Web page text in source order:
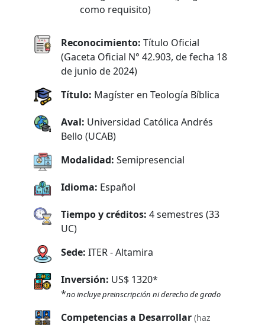
como requisito)
Reconocimiento:Título Oficial
(Gaceta Oficial N° 42.903, de fecha 18
de junio de 2024)
Título: Magíster en Teología Bíblica
Aval: Universidad Católica Andrés
Bello (UCAB)
Modalidad: Semipresencial
Idioma: Español
Tiempo y créditos: 4 semestres (33
UC)
Sede: ITER - Altamira
Inversión: US$ 1320*
*no incluye preinscripción ni derecho de grado
Competencias a Desarrollar (haz